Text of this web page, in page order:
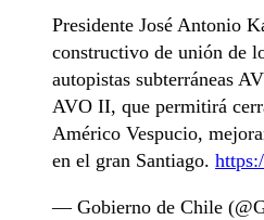
Presidente José Antonio
constructivo de unión de
autopistas subterráneas
AVO II, que permitirá
Américo Vespucio,
en el gran Santiago.
— Gobierno de Chile